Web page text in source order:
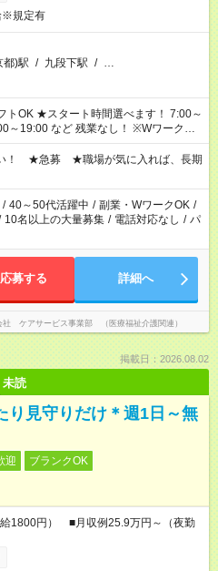
※規定有
都)駅 / 九段下駅 / …
す！ 7:00～
など 残業なし！ ※Wワークの
せ週40時間超の就業はご案内できませ
時間以上勤務は社会保険への加入対象
（日雇い派遣の原則禁止）により、
ご案内が難しい場合があります
い！ ★急募 ★職場が気に入れば、長期
/ 40～50代活躍中 / 副業・WワークOK /
10名以上の大量募集 / 電話対応なし / パ
応募する 詳細へ
社 ケアサービス事業部 （医療福祉介護関連）
掲載日：2026.08.02
未読
り見守りだけ＊週1日～無
迎
ブランクOK
給1800円） ■月収例25.9万円～（夜勤